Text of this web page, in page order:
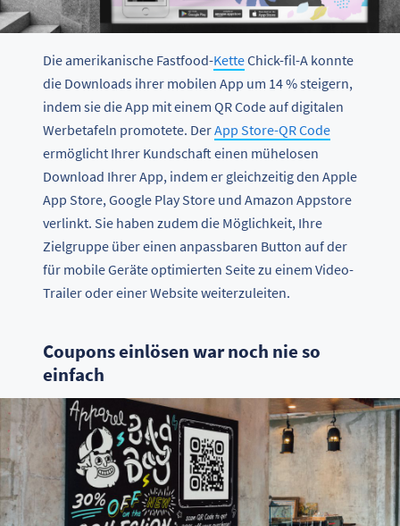
Die amerikanische Fastfood-KetteChick-fil-A konnte
die Downloads ihrer mobilen App um 14 % steigern,
indem sie die App mit einem QR Code auf digitalen
Werbetafeln promotete. DerApp Store-QR Code
ermöglicht Ihrer Kundschaft einen mühelosen
Download Ihrer App, indem er gleichzeitig den Apple
App Store, Google Play Store und Amazon Appstore
verlinkt. Sie haben zudem die Möglichkeit, Ihre
Zielgruppe über einen anpassbaren Button auf der
für mobile Geräte optimierten Seite zu einem Video-
Trailer oder einer Website weiterzuleiten.
Coupons einlösen war noch nie so
einfach